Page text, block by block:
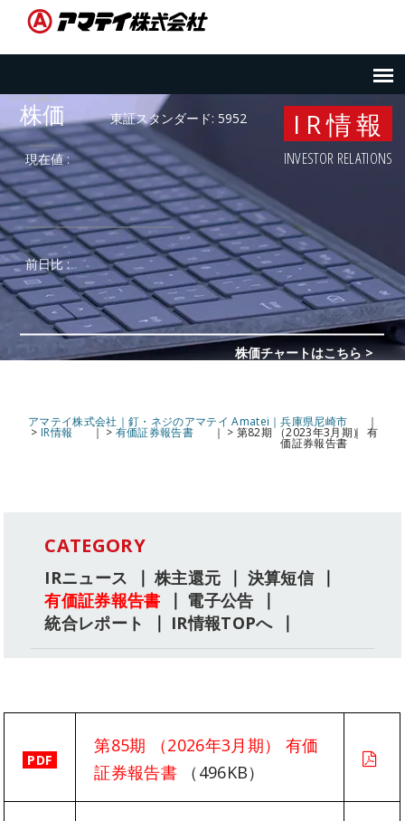
IR情報
INVESTOR RELATIONS
アマテイ株式会社｜釘・ネジのアマテイ Amatei｜兵庫県尼崎市
> IR情報 > 有価証券報告書 > 第82期 （2023年3月期） 有
価証券報告書
CATEGORY
IRニュース 株主還元
決算短信
有価証券報告書
電子公告
統合レポート
IR情報TOPへ
PDF
第85期 （2026年3月期） 有価
証券報告書 （496KB）